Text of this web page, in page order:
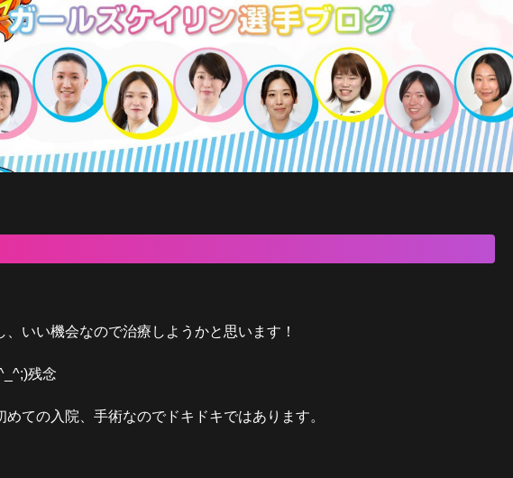
いい機会なので治療しようかと思います！
残念
ての入院、手術なのでドキドキではあります。